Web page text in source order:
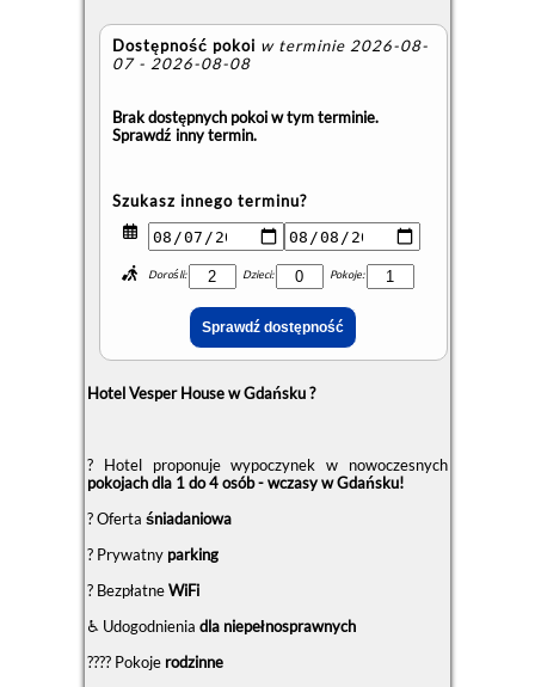
Dostępność pokoi w terminie 2026-08-
07 - 2026-08-08
Brak dostępnych pokoi w tym terminie.
Sprawdź inny termin.
Szukasz innego terminu?
Dorośli: Dzieci: Pokoje:
Hotel Vesper House w Gdańsku ?
? Hotel proponuje wypoczynek w nowoczesnych
pokojach dla 1 do 4 osób - wczasy w Gdańsku!
? Oferta śniadaniowa
?️ Prywatnyparking
? BezpłatneWiFi
♿ Udogodnienia dla niepełnosprawnych
?‍?‍?‍? Pokoje rodzinne